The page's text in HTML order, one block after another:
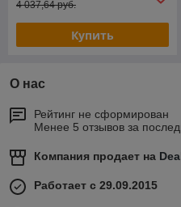
4 037,64 руб.
Купить
О нас
Рейтинг не сформирован
Менее 5 отзывов за
Компания продает на
Работает с 29.09.2015